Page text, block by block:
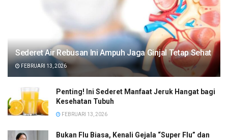
Sederet Air Rebusan Ini Ampuh Jaga Ginjal Tetap Sehat
FEBRUARI 13, 2026
Penting! Ini Sederet Manfaat Jeruk Hangat bagi
Kesehatan Tubuh
FEBRUARI 13, 2026
Bukan Flu Biasa, Kenali Gejala “Super Flu” dan